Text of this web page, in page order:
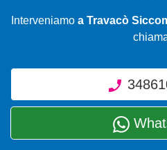
Interveniamo a Travacò